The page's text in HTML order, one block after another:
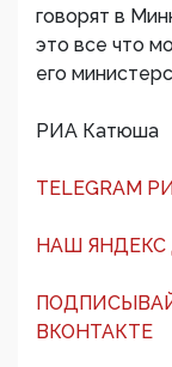
говорят в
это все что
его
РИА Катюша
TELEGRAM
НАШ ЯНДЕКС
ВКОНТАКТЕ